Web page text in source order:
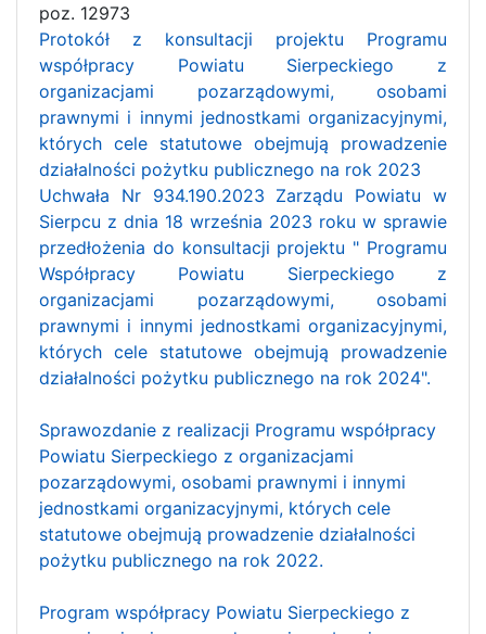
poz. 12973
Protokół z konsultacji projektu Programu
współpracy Powiatu Sierpeckiego z
organizacjami pozarządowymi, osobami
prawnymi i innymi jednostkami organizacyjnymi,
których cele statutowe obejmują prowadzenie
działalności pożytku publicznego na rok 2023
Uchwała Nr 934.190.2023 Zarządu Powiatu w
Sierpcu z dnia 18 września 2023 roku w sprawie
przedłożenia do konsultacji projektu " Programu
Współpracy Powiatu Sierpeckiego z
organizacjami pozarządowymi, osobami
prawnymi i innymi jednostkami organizacyjnymi,
których cele statutowe obejmują prowadzenie
działalności pożytku publicznego na rok 2024".
Sprawozdanie z realizacji Programu współpracy
Powiatu Sierpeckiego z organizacjami
pozarządowymi, osobami prawnymi i innymi
jednostkami organizacyjnymi, których cele
statutowe obejmują prowadzenie działalności
pożytku publicznego na rok 2022.
Program współpracy Powiatu Sierpeckiego z